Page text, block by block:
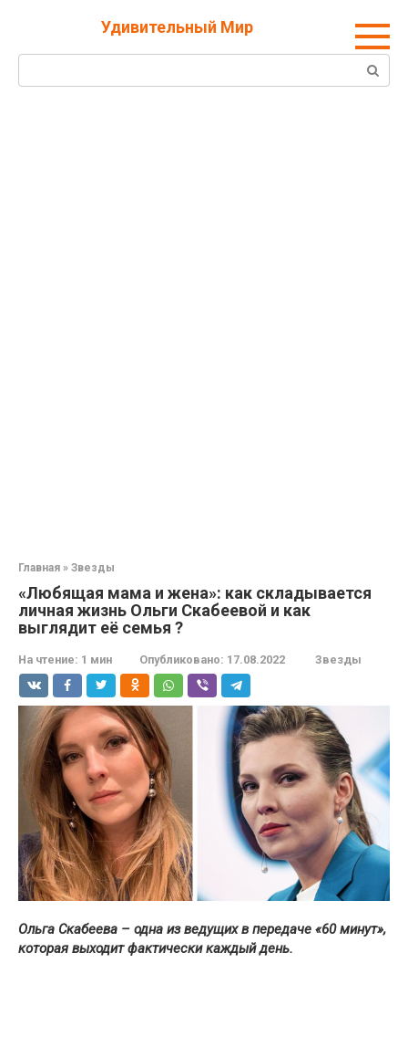
Удивительный Мир
Поиск:
Главная » Звезды
«Любящая мама и жена»: как складывается
личная жизнь Ольги Скабеевой и как
выглядит её семья ?
На чтение: 1 мин Опубликовано: 17.08.2022 Звезды
Ольга Скабеева – одна из ведущих в передаче «60 минут»,
которая выходит фактически каждый день.